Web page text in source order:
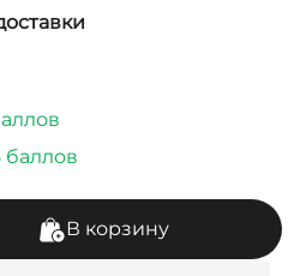
баллов
В корзину